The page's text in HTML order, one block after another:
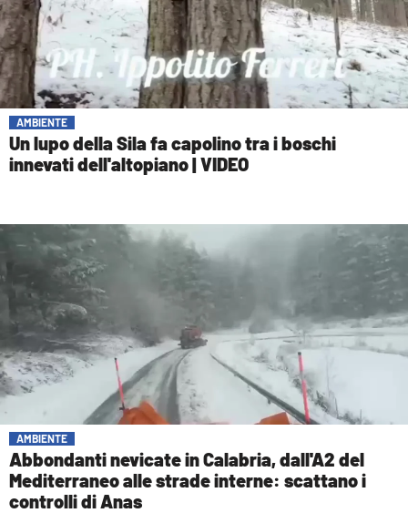
AMBIENTE
Un lupo della Sila fa capolino tra i boschi
innevati dell'altopiano | VIDEO
AMBIENTE
Abbondanti nevicate in Calabria, dall'A2 del
Mediterraneo alle strade interne: scattano i
controlli di Anas